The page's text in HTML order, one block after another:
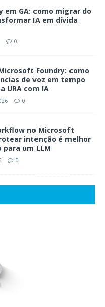
em GA: como migrar do
IA em dívida
0
Foundry: como
de voz em tempo
URA com IA
0
no Microsoft
intenção é melhor
um LLM
0